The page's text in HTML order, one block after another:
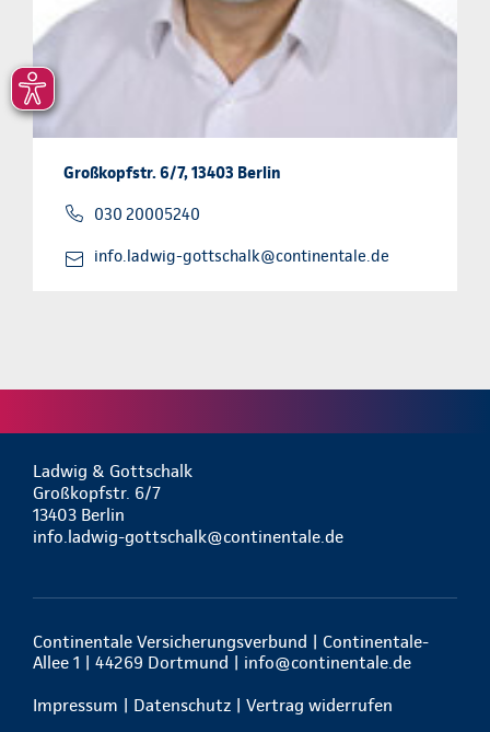
Großkopfstr. 6/7, 13403 Berlin
030 20005240
info.ladwig-gottschalk@continentale.de
Ladwig & Gottschalk
Großkopfstr. 6/7
13403 Berlin
info.ladwig-gottschalk@continentale.de
Continentale Versicherungsverbund | Continentale-
Allee 1 | 44269 Dortmund | info@continentale.de
Impressum Datenschutz Vertrag widerrufen